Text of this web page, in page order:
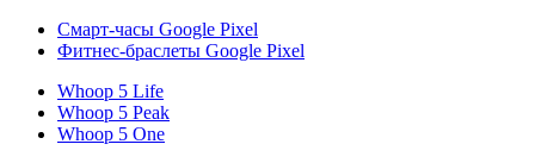
Смарт-часы Google Pixel
Фитнес-браслеты Google Pixel
Whoop 5 Life
Whoop 5 Peak
Whoop 5 One